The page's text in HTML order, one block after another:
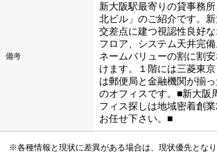
備考
新大阪駅最寄りの貸事務
北ビル」のご紹介です。
交差点に建つ視認性良好
フロア、システム天井完備
ネームバリューの割に割
けます。１階には三菱東
は郵便局と金融機関が揃
のオフィスです。■新大阪
フィス探しは地域密着創
お任せ下さい。■
※各種情報と現状に差異がある場合は、現状優先となり